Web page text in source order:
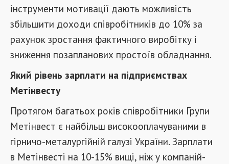
інструменти мотивації дають можливість
збільшити доходи співробітників до 10% за
рахунок зростання фактичного виробітку і
зниження позапланових простоїв обладнання.
Який рівень зарплати на підприємствах
Метінвесту
Протягом багатьох років співробітники Групи
Метінвест є найбільш високооплачуваними в
гірничо-металургійній галузі України. Зарплати
в Метінвесті на 10-15% вищі, ніж у компаній-